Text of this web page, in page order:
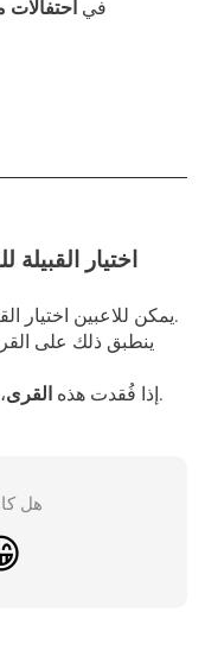
في احتفالات
اختيار
يمكن للاعبين اختيارالثلاث الأولى التي تم توطينها.
ينطبق ذلك على
إذا فُقدت هذه القرى ، فلن يمكن استخدام هذا الخيار مرة أخرى.
هل